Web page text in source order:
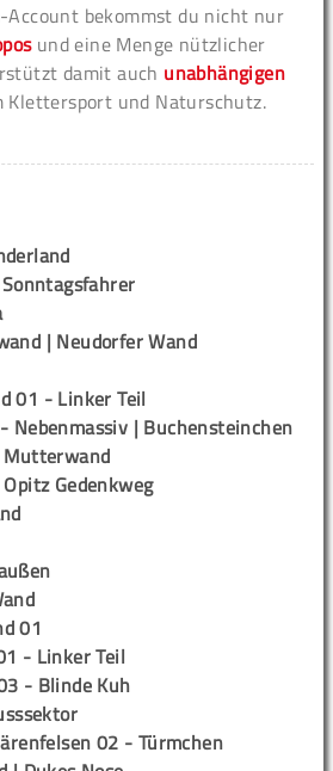
Account bekommst du nicht nur
und eine Menge nützlicher
damit auch unabhängigen
und Naturschutz.
| Neudorfer Wand
01 - Linker Teil
Nebenmassiv | Buchensteinchen
Mutterwand
Gedenkweg
01
- Linker Teil
- Blinde Kuh
02 - Türmchen